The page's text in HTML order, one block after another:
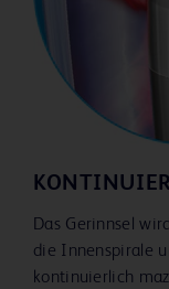
Das Gerinnsel
die Innenspirale
kontinuierlich